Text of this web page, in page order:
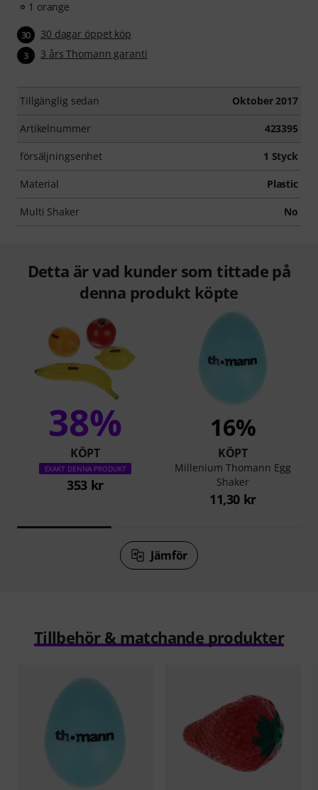
1 orange
30 30 dagar öppet köp
3 3 års Thomann garanti
Tillgänglig sedan Oktober 2017
Artikelnummer 423395
försäljningsenhet 1 Styck
Material Plastic
Multi Shaker No
Detta är vad kunder som tittade på
denna produkt köpte
38%
KÖPT
EXAKT DENNA PRODUKT
353 kr
16%
KÖPT
Millenium Thomann Egg
Shaker
11,30 kr
Jämför
Tillbehör & matchande produkter